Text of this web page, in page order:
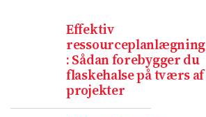
Effektiv
ressourceplanlægning
: Sådan forebygger du
flaskehalse på tværs af
projekter